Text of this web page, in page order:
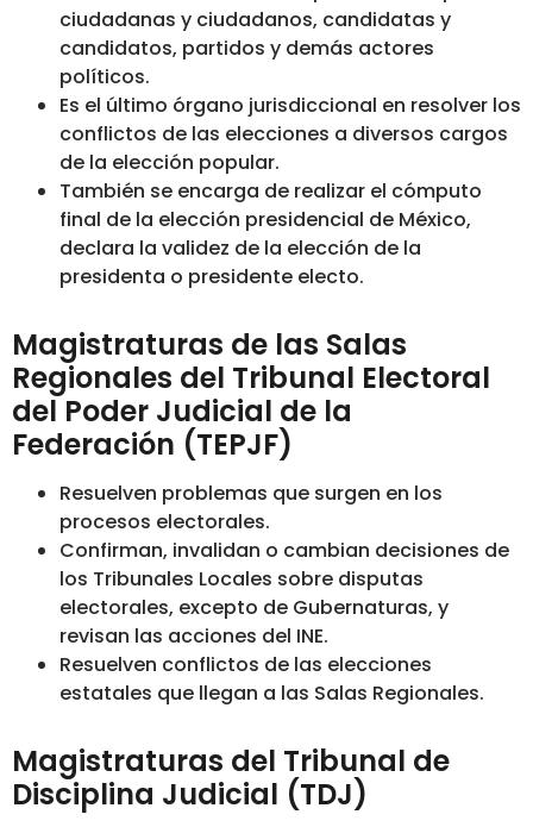
ciudadanas y ciudadanos, candidatas y
candidatos, partidos y demás actores
políticos.
Es el último órgano jurisdiccional en resolver los
conflictos de las elecciones a diversos cargos
de la elección popular.
También se encarga de realizar el cómputo
final de la elección presidencial de México,
declara la validez de la elección de la
presidenta o presidente electo.
Magistraturas de las Salas
Regionales del Tribunal Electoral
del Poder Judicial de la
Federación (TEPJF)
Resuelven problemas que surgen en los
procesos electorales.
Confirman, invalidan o cambian decisiones de
los Tribunales Locales sobre disputas
electorales, excepto de Gubernaturas, y
revisan las acciones del INE.
Resuelven conflictos de las elecciones
estatales que llegan a las Salas Regionales.
Magistraturas del Tribunal de
Disciplina Judicial (TDJ)